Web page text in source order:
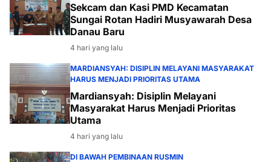
Sekcam dan Kasi PMD Kecamatan
Sungai Rotan Hadiri Musyawarah Desa
Danau Baru
4 hari yang lalu
MARDIANSYAH: DISIPLIN MELAYANI MASYARAKAT
HARUS MENJADI PRIORITAS UTAMA
Mardiansyah: Disiplin Melayani
Masyarakat Harus Menjadi Prioritas
Utama
4 hari yang lalu
DI BAWAH PEMBINAAN RUSMIN